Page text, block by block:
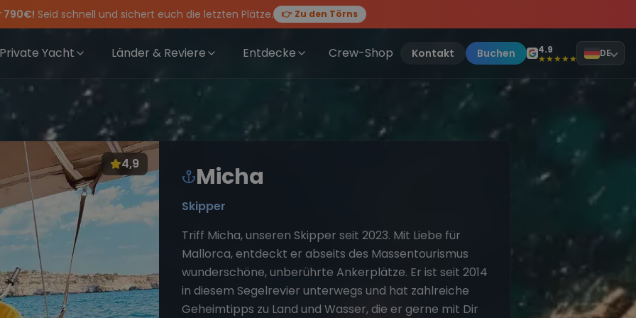
790€! Seid schnell und sichert euch die letzten Plätze. 👉 Zu den Törns
für Deinen Törn!
mehr Sowie20€ Rabatt auf deinen ersten Törn!
die Törns, die Crew und die besten Geschichten des Jahres, sei dabei.
Private Yacht Länder & Reviere Entdecke Crew-Shop Kontakt Buchen 4.9
★★★★★ DE
4,9 Micha
Skipper
Triff Micha, unseren Skipper seit 2023. Mit Liebe für
Mallorca, entdeckt er abseits des Massentourismus
wunderschöne, unberührte Ankerplätze. Er ist seit 2014
in diesem Segelrevier unterwegs und hat zahlreiche
Geheimtipps zu Land und Wasser, die er gerne mit Dir